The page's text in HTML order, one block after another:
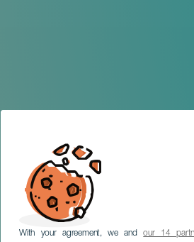
With your agreement, we andour 14